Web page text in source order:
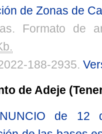
de Zonas de
Formato de
188-2935.
de Adeje
de 12